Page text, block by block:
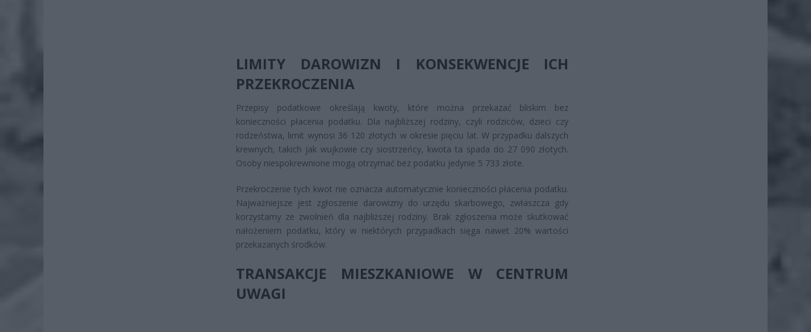
LIMITY DAROWIZN I KONSEKWENCJE ICH
PRZEKROCZENIA
Przepisy podatkowe określają kwoty, które można przekazać bliskim bez
konieczności płacenia podatku. Dla najbliższej rodziny, czyli rodziców, dzieci czy
rodzeństwa, limit wynosi 36 120 złotych w okresie pięciu lat. W przypadku dalszych
krewnych, takich jak wujkowie czy siostrzeńcy, kwota ta spada do 27 090 złotych.
Osoby niespokrewnione mogą otrzymać bez podatku jedynie 5 733 złote.
Przekroczenie tych kwot nie oznacza automatycznie konieczności płacenia podatku.
Najważniejsze jest zgłoszenie darowizny do urzędu skarbowego, zwłaszcza gdy
korzystamy ze zwolnień dla najbliższej rodziny. Brak zgłoszenia może skutkować
nałożeniem podatku, który w niektórych przypadkach sięga nawet 20% wartości
przekazanych środków.
TRANSAKCJE MIESZKANIOWE W CENTRUM
UWAGI